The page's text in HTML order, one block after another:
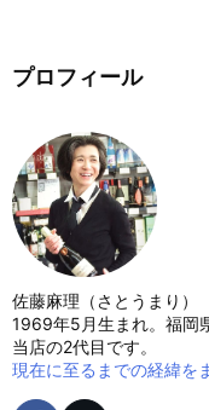
プロフィール
佐藤麻理（さとうまり）
1969年5月生まれ。福岡
当店の2代目です。
現在に至るまでの経緯を